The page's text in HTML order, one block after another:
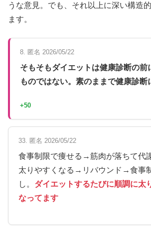
うな意見。でも、それ以上に深い構造
ます。
8. 匿名 2026/05/22
そもそもダイエットは健康診断の前
ものではない。素のままで健康診断
+50
33. 匿名 2026/05/22
食事制限で痩せる→筋肉が落ちて代
太りやすくなる→リバウンド→食事
し。 ダイエットするたびに順調に太
なってます